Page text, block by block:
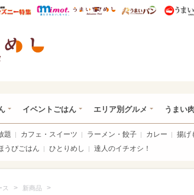
ママ* ウレぴあ総研 ディズニー特集
mimot. うまいめし うまい
イベントごはん エリア別グルメ うまい
題 カフェ・スイーツ ラーメン・餃子 カレー 揚げ
うびごはん ひとりめし 達人のイチオシ！
ス > 新商品 >